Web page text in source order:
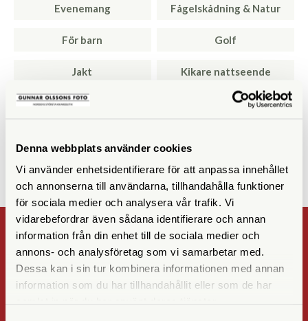
Denna webbplats använder cookies
Vi använder enhetsidentifierare för att anpassa innehållet
och annonserna till användarna, tillhandahålla funktioner
för sociala medier och analysera vår trafik. Vi
vidarebefordrar även sådana identifierare och annan
information från din enhet till de sociala medier och
annons- och analysföretag som vi samarbetar med.
Dessa kan i sin tur kombinera informationen med annan
information som du har tillhandahållit eller som de har
Evenemang Fågelskådning & Natur
För barn Golf
Jakt Kikare nattseende
Resor & Safari Skytte
NYHETSBREV
Registrera
OK